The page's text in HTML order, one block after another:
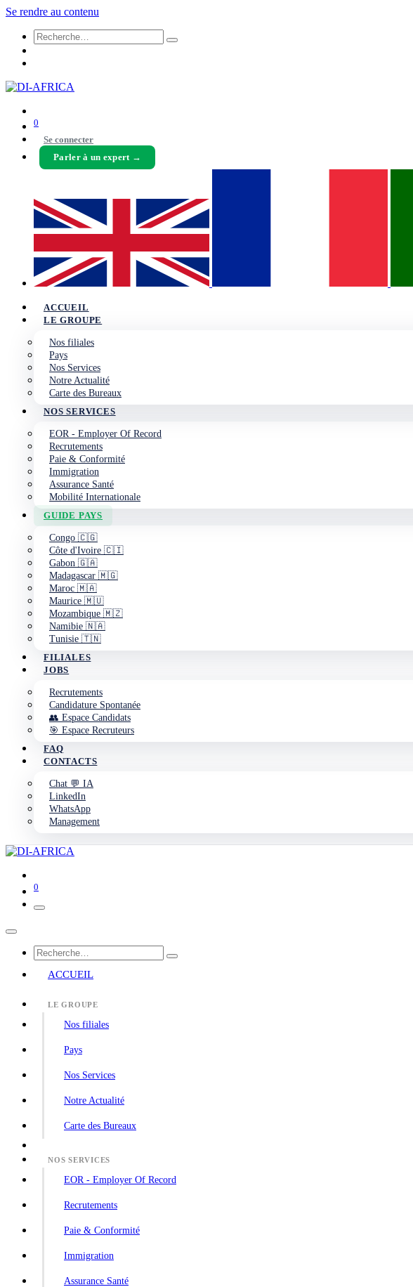
Se rendre au contenu
0
Se connecter
Parler à un expert →
ACCUEIL
LE GROUPE
Nos filiales
Pays
Nos Services
Notre Actualité
Carte des Bureaux
NOS SERVICES
EOR - Employer Of Record
Recrutements
Paie & Conformité
Immigration
Assurance Santé
Mobilité Internationale
GUIDE PAYS
Congo 🇨🇬
Côte d'Ivoire 🇨🇮
Gabon 🇬🇦
Madagascar 🇲🇬
Maroc 🇲🇦
Maurice 🇲🇺
Mozambique 🇲🇿
Namibie 🇳🇦
Tunisie 🇹🇳
FILIALES
JOBS
Recrutements
Candidature Spontanée
👥 Espace Candidats
🎯 Espace Recruteurs
FAQ
CONTACTS
Chat 💬 IA
LinkedIn
WhatsApp
Management
0
ACCUEIL
LE GROUPE
Nos filiales
Pays
Nos Services
Notre Actualité
Carte des Bureaux
NOS SERVICES
EOR - Employer Of Record
Recrutements
Paie & Conformité
Immigration
Assurance Santé